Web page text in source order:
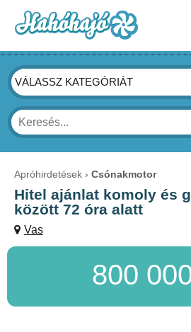
VÁLASSZ KATEGÓRIÁT
Apróhirdetések Csónakmotor
Hitel ajánlat komoly és
között 72 óra alatt
Vas
800